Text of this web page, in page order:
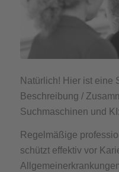
Natürlich! Hier ist eine
Beschreibung /
Suchmaschinen und KI:
Regelmäßige
schützt effektiv vor